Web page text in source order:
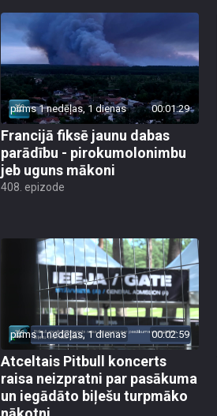
pirms 1 nedēļas, 1 dienas 00:01:29
Francijā fiksē jaunu dabas
parādību - pirokumolonimbu
jeb uguns mākoni
408. epizode
pirms 1 nedēļas, 1 dienas 00:02:59
Atceltais Pitbull koncerts
raisa neizpratni par pasākuma
un iegādāto biļešu turpmāko